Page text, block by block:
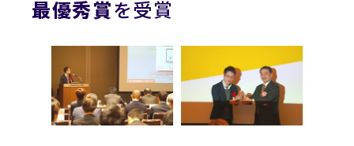
最優秀賞を受賞